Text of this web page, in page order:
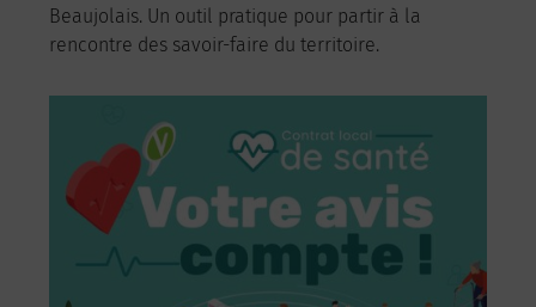
Beaujolais. Un outil pratique pour partir à la
rencontre des savoir-faire du territoire.